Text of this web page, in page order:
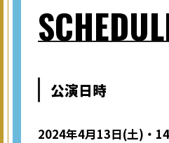
公演日時
2024年4月13日(土)・